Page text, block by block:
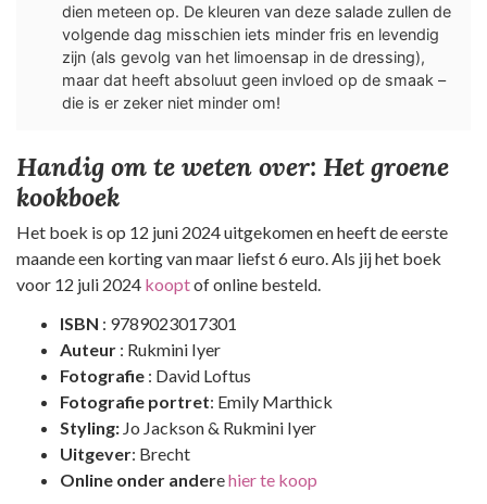
dien meteen op. De kleuren van deze salade zullen de
volgende dag misschien iets minder fris en levendig
zijn (als gevolg van het limoensap in de dressing),
maar dat heeft absoluut geen invloed op de smaak –
die is er zeker niet minder om!
Handig om te weten over: Het groene
kookboek
Het boek is op 12 juni 2024 uitgekomen en heeft de eerste
maande een korting van maar liefst 6 euro. Als jij het boek
voor 12 juli 2024 kooptof online besteld.
ISBN : 9789023017301
Auteur : Rukmini Iyer
Fotografie : David Loftus
Fotografie portret: Emily Marthick
Styling: Jo Jackson & Rukmini Iyer
Uitgever: Brecht
Online onder anderehier te koop